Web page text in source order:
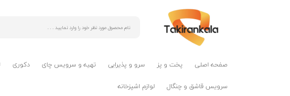
صفحه اصلی پخت و پز سرو و پذیرایی تهیه و سرویس چای دکوری
سرویس قاشق و چنگال لوازم اشپزخانه